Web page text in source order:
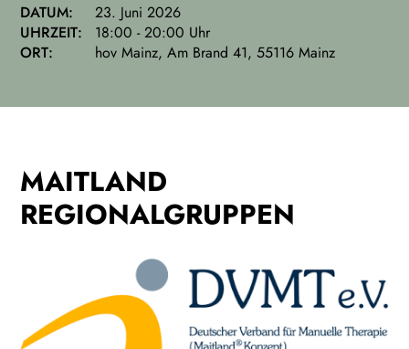
DATUM:
23. Juni 2026
UHRZEIT:
18:00 - 20:00 Uhr
ORT:
hov Mainz,Am Brand 41, 55116 Mainz
MAITLAND
REGIONALGRUPPEN